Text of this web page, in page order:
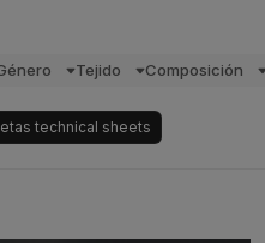
Tejido Composición
technical sheets